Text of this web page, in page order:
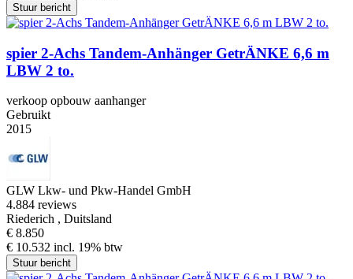
Stuur bericht
spier 2-Achs Tandem-Anhänger GetrÄNKE 6,6 m
LBW 2 to.
verkoop opbouw aanhanger
Gebruikt
2015
GLW Lkw- und Pkw-Handel GmbH
4.884 reviews
Riederich , Duitsland
€ 8.850
€ 10.532 incl. 19% btw
Stuur bericht